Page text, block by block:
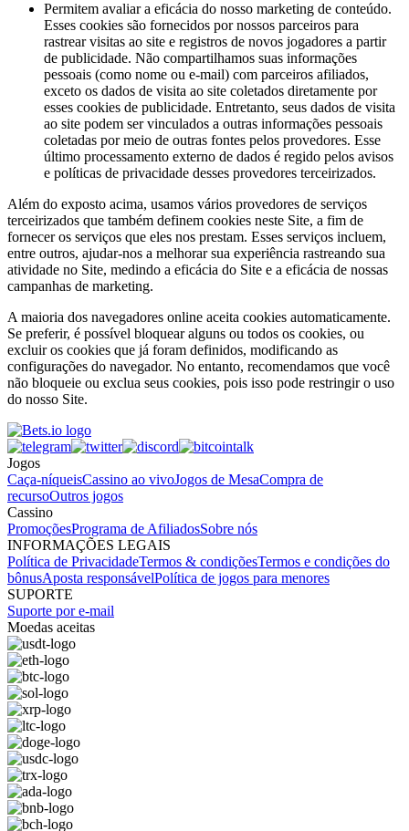
Permitem avaliar a eficácia do nosso marketing de conteúdo.
Esses cookies são fornecidos por nossos parceiros para
rastrear visitas ao site e registros de novos jogadores a partir
de publicidade. Não compartilhamos suas informações
pessoais (como nome ou e-mail) com parceiros afiliados,
exceto os dados de visita ao site coletados diretamente por
esses cookies de publicidade. Entretanto, seus dados de visita
ao site podem ser vinculados a outras informações pessoais
coletadas por meio de outras fontes pelos provedores. Esse
último processamento externo de dados é regido pelos avisos
e políticas de privacidade desses provedores terceirizados.
Além do exposto acima, usamos vários provedores de serviços
terceirizados que também definem cookies neste Site, a fim de
fornecer os serviços que eles nos prestam. Esses serviços incluem,
entre outros, ajudar-nos a melhorar sua experiência rastreando sua
atividade no Site, medindo a eficácia do Site e a eficácia de nossas
campanhas de marketing.
A maioria dos navegadores online aceita cookies automaticamente.
Se preferir, é possível bloquear alguns ou todos os cookies, ou
excluir os cookies que já foram definidos, modificando as
configurações do navegador. No entanto, recomendamos que você
não bloqueie ou exclua seus cookies, pois isso pode restringir o uso
do nosso Site.
Jogos
Caça-níqueisCassino ao vivoJogos de MesaCompra de
recursoOutros jogos
Cassino
PromoçõesPrograma de AfiliadosSobre nós
INFORMAÇÕES LEGAIS
Política de PrivacidadeTermos & condiçõesTermos e condições do
bônusAposta responsávelPolítica de jogos para menores
SUPORTE
Suporte por e-mail
Moedas aceitas